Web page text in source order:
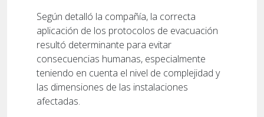
Según detalló la compañía, la correcta
aplicación de los protocolos de evacuación
resultó determinante para evitar
consecuencias humanas, especialmente
teniendo en cuenta el nivel de complejidad y
las dimensiones de las instalaciones
afectadas.